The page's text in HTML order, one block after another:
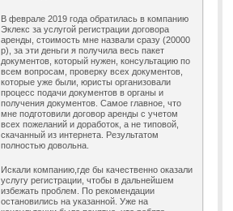
В феврале 2019 года обратилась в компанию
Эклекс за услугой регистрации договора
аренды, стоимость мне назвали сразу (20000
р), за эти деньги я получила весь пакет
документов, который нужен, консультацию по
всем вопросам, проверку всех документов,
которые уже были, юристы организовали
процесс подачи документов в органы и
получения документов. Самое главное, что
мне подготовили договор аренды с учетом
всех пожеланий и доработок, а не типовой,
скачанный из интернета. Результатом
полностью довольна.
Искали компанию,где бы качественно оказали
услугу регистрации, чтобы в дальнейшем
избежать проблем. По рекомендации
остановились на указанной. Уже на